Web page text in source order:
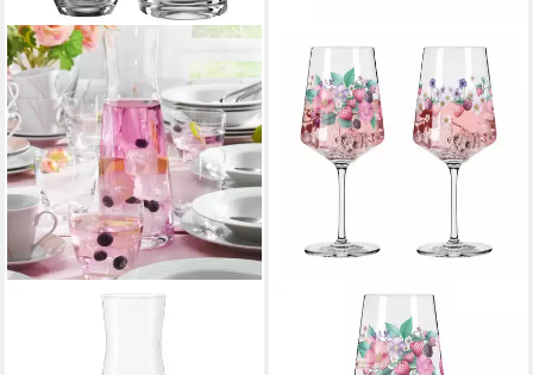
BOHEMIA SELECTION
Gläser-Set, Glas
RITZENHOFF
Aperitifglas Sommersonett,
Kristallglas